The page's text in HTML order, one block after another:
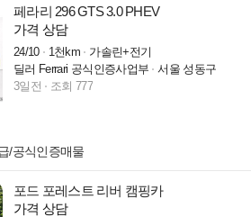
페라리 296 GTS 3.0 PHEV
가격 상담
24/10 1천km
가솔린+전기
딜러 Ferrari 공식인증사업부
서울 성동구
3일전
조회 777
/공식인증매물
포드 포레스트 리버 캠핑카
가격 상담